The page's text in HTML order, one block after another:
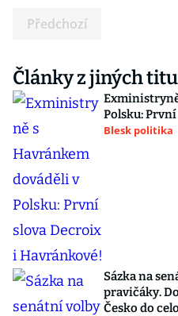
Předchozí
Články z jiných
Polsku:
Blesk politika
Sázka na
pravičáky.
Česko do